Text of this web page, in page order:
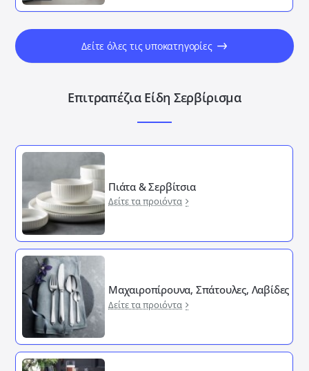
Δείτε όλες τις υποκατηγορίες
Επιτραπέζια Είδη Σερβίρισμα
Πιάτα & Σερβίτσια
Δείτε τα προιόντα
Μαχαιροπίρουνα, Σπάτουλες, Λαβίδες
Δείτε τα προιόντα